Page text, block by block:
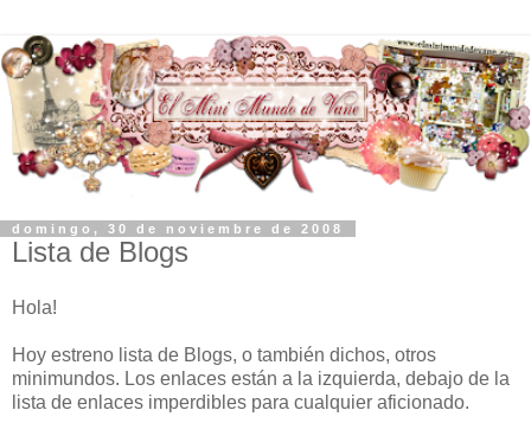
domingo, 30 de noviembre de 2008
Lista de Blogs
Hola!
Hoy estreno lista de Blogs, o también dichos, otros
minimundos. Los enlaces están a la izquierda, debajo de la
lista de enlaces imperdibles para cualquier aficionado.